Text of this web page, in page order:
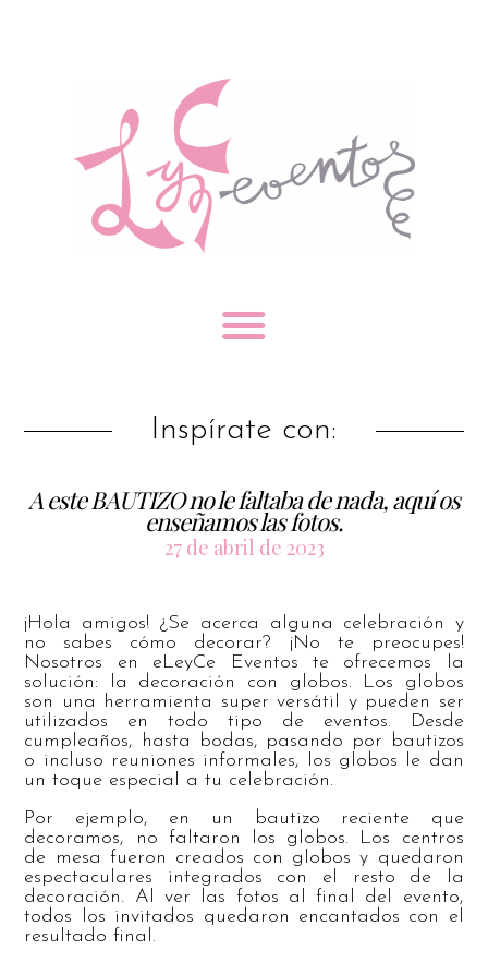
Inspírate con:
A este BAUTIZO no le faltaba de nada, aquí os
enseñamos las fotos.
27 de abril de 2023
¡Hola amigos! ¿Se acerca alguna celebración y
no sabes cómo decorar? ¡No te preocupes!
Nosotros en eLeyCe Eventos te ofrecemos la
solución: la decoración con globos. Los globos
son una herramienta super versátil y pueden ser
utilizados en todo tipo de eventos. Desde
cumpleaños, hasta bodas, pasando por bautizos
o incluso reuniones informales, los globos le dan
un toque especial a tu celebración.
Por ejemplo, en un bautizo reciente que
decoramos, no faltaron los globos. Los centros
de mesa fueron creados con globos y quedaron
espectaculares integrados con el resto de la
decoración. Al ver las fotos al final del evento,
todos los invitados quedaron encantados con el
resultado final.